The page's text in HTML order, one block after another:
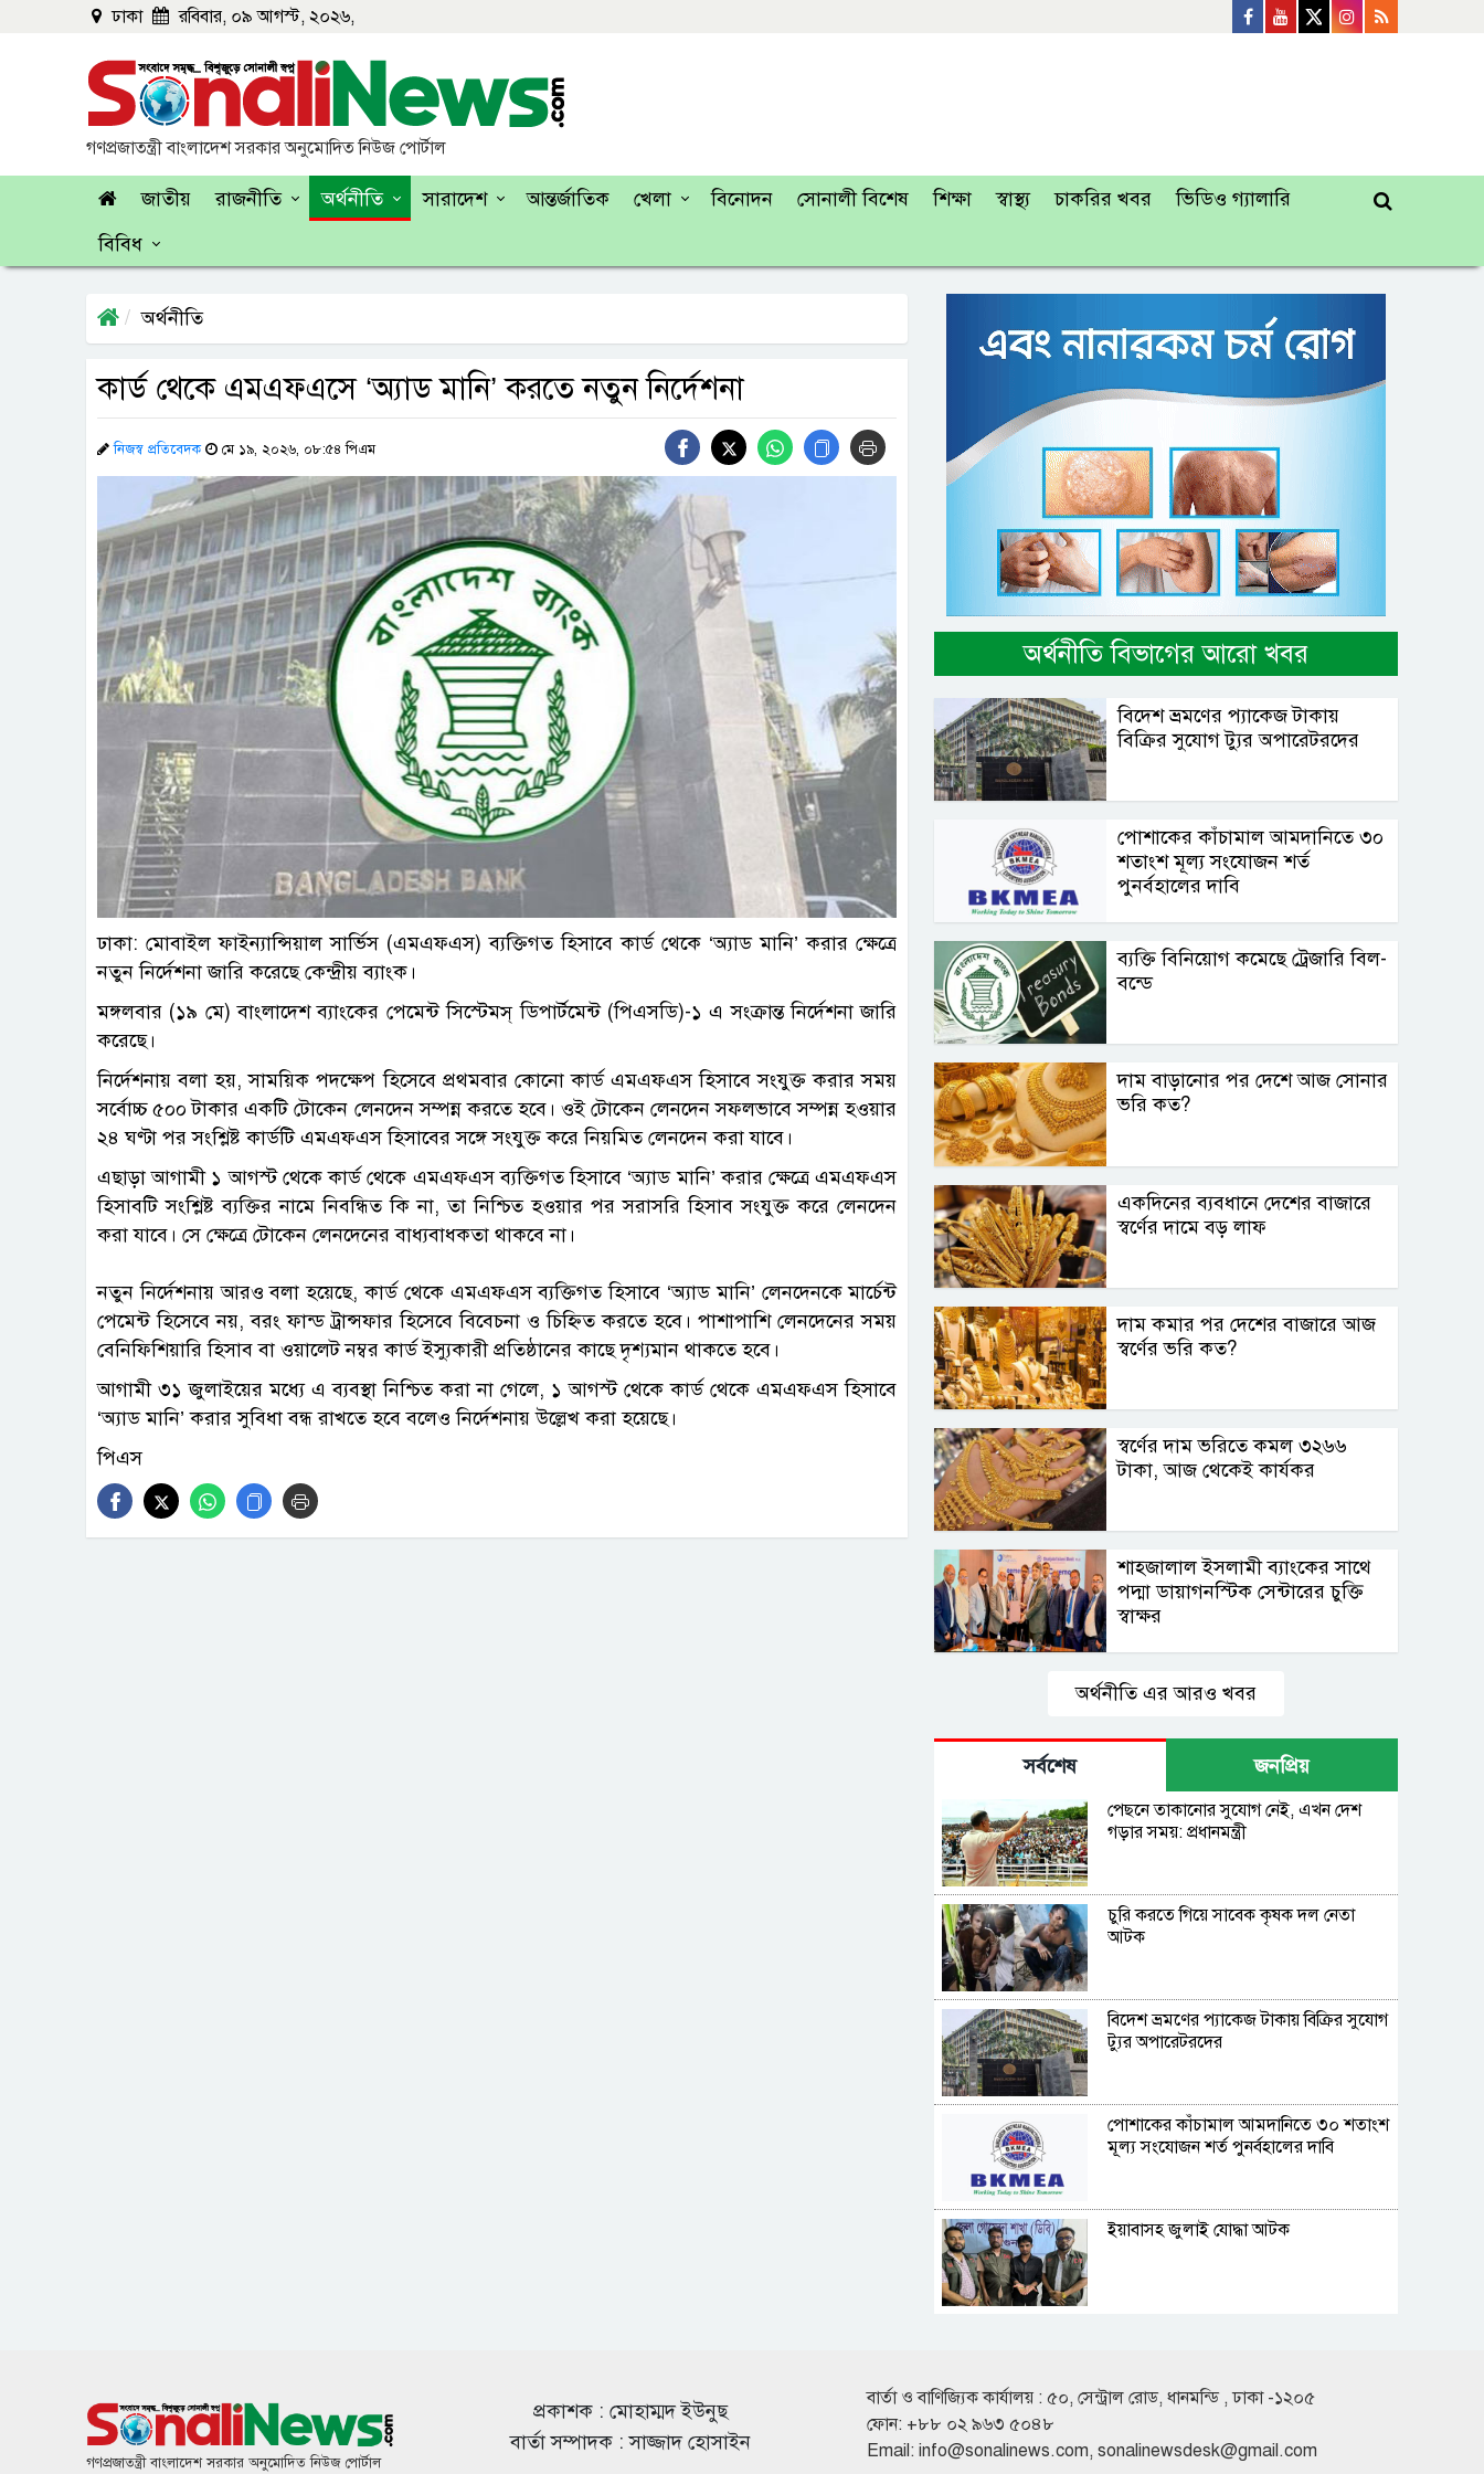
ঢাকা রবিবার, ০৯ আগস্ট, ২০২৬,
গণপ্রজাতন্ত্রী বাংলাদেশ সরকার অনুমোদিত নিউজ পোর্টাল
জাতীয় রাজনীতি অর্থনীতি সারাদেশ আন্তর্জাতিক খেলা বিনোদন সোনালী বিশেষ শিক্ষা স্বাস্থ্য চাকরির খবর
ভিডিও গ্যালারি
বিবিধ
অর্থনীতি
কার্ড থেকে এমএফএসে ‘অ্যাড মানি’ করতে নতুন নির্দেশনা
নিজস্ব প্রতিবেদক মে ১৯, ২০২৬, ০৮:৫৪ পিএম
ফাইল ছবি
ঢাকা: মোবাইল ফাইন্যান্সিয়াল সার্ভিস (এমএফএস) ব্যক্তিগত হিসাবে কার্ড থেকে ‘অ্যাড মানি’ করার ক্ষেত্রে
নতুন নির্দেশনা জারি করেছে কেন্দ্রীয় ব্যাংক।
মঙ্গলবার (১৯ মে) বাংলাদেশ ব্যাংকের পেমেন্ট সিস্টেমস্ ডিপার্টমেন্ট (পিএসডি)-১ এ সংক্রান্ত নির্দেশনা জারি
করেছে।
নির্দেশনায় বলা হয়, সাময়িক পদক্ষেপ হিসেবে প্রথমবার কোনো কার্ড এমএফএস হিসাবে সংযুক্ত করার সময়
সর্বোচ্চ ৫০০ টাকার একটি টোকেন লেনদেন সম্পন্ন করতে হবে। ওই টোকেন লেনদেন সফলভাবে সম্পন্ন হওয়ার
২৪ ঘণ্টা পর সংশ্লিষ্ট কার্ডটি এমএফএস হিসাবের সঙ্গে সংযুক্ত করে নিয়মিত লেনদেন করা যাবে।
এছাড়া আগামী ১ আগস্ট থেকে কার্ড থেকে এমএফএস ব্যক্তিগত হিসাবে ‘অ্যাড মানি’ করার ক্ষেত্রে এমএফএস
হিসাবটি সংশ্লিষ্ট ব্যক্তির নামে নিবন্ধিত কি না, তা নিশ্চিত হওয়ার পর সরাসরি হিসাব সংযুক্ত করে লেনদেন
করা যাবে। সে ক্ষেত্রে টোকেন লেনদেনের বাধ্যবাধকতা থাকবে না।
নতুন নির্দেশনায় আরও বলা হয়েছে, কার্ড থেকে এমএফএস ব্যক্তিগত হিসাবে ‘অ্যাড মানি’ লেনদেনকে মার্চেন্ট
পেমেন্ট হিসেবে নয়, বরং ফান্ড ট্রান্সফার হিসেবে বিবেচনা ও চিহ্নিত করতে হবে। পাশাপাশি লেনদেনের সময়
বেনিফিশিয়ারি হিসাব বা ওয়ালেট নম্বর কার্ড ইস্যুকারী প্রতিষ্ঠানের কাছে দৃশ্যমান থাকতে হবে।
আগামী ৩১ জুলাইয়ের মধ্যে এ ব্যবস্থা নিশ্চিত করা না গেলে, ১ আগস্ট থেকে কার্ড থেকে এমএফএস হিসাবে
‘অ্যাড মানি’ করার সুবিধা বন্ধ রাখতে হবে বলেও নির্দেশনায় উল্লেখ করা হয়েছে।
পিএস
অর্থনীতি বিভাগের আরো খবর
বিদেশ ভ্রমণের প্যাকেজ টাকায়
বিক্রির সুযোগ ট্যুর অপারেটরদের
পোশাকের কাঁচামাল আমদানিতে ৩০
শতাংশ মূল্য সংযোজন শর্ত
পুনর্বহালের দাবি
ব্যক্তি বিনিয়োগ কমেছে ট্রেজারি বিল-
বন্ডে
দাম বাড়ানোর পর দেশে আজ সোনার
ভরি কত?
একদিনের ব্যবধানে দেশের বাজারে
স্বর্ণের দামে বড় লাফ
দাম কমার পর দেশের বাজারে আজ
স্বর্ণের ভরি কত?
স্বর্ণের দাম ভরিতে কমল ৩২৬৬
টাকা, আজ থেকেই কার্যকর
শাহ্জালাল ইসলামী ব্যাংকের সাথে
পদ্মা ডায়াগনস্টিক সেন্টারের চুক্তি
স্বাক্ষর
অর্থনীতি এর আরও খবর
সর্বশেষ জনপ্রিয়
পেছনে তাকানোর সুযোগ নেই, এখন দেশ
গড়ার সময়: প্রধানমন্ত্রী
চুরি করতে গিয়ে সাবেক কৃষক দল নেতা
আটক
বিদেশ ভ্রমণের প্যাকেজ টাকায় বিক্রির সুযোগ
ট্যুর অপারেটরদের
পোশাকের কাঁচামাল আমদানিতে ৩০ শতাংশ
মূল্য সংযোজন শর্ত পুনর্বহালের দাবি
ইয়াবাসহ জুলাই যোদ্ধা আটক
সালমান শাহ হত্যা মামলায় গ্রেফতার ডন
গণপ্রজাতন্ত্রী বাংলাদেশ সরকার অনুমোদিত নিউজ পোর্টাল
প্রকাশক : মোহাম্মদ ইউনুছ
বার্তা সম্পাদক : সাজ্জাদ হোসাইন
বার্তা ও বাণিজ্যিক কার্যালয় : ৫০, সেন্ট্রাল রোড, ধানমন্ডি , ঢাকা -১২০৫
ফোন: +৮৮ ০২ ৯৬৩ ৫০৪৮
Email: info@sonalinews.com, sonalinewsdesk@gmail.com